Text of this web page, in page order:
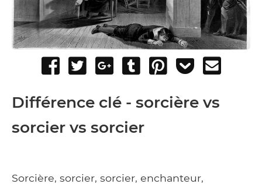
Share
Facebook
Tweet
Share
Google+
Post
Tumblr
Pin
Add
Pocket
Différence clé - sorcière vs
sorcier vs sorcier
Sorcière, sorcier, sorcier, enchanteur,